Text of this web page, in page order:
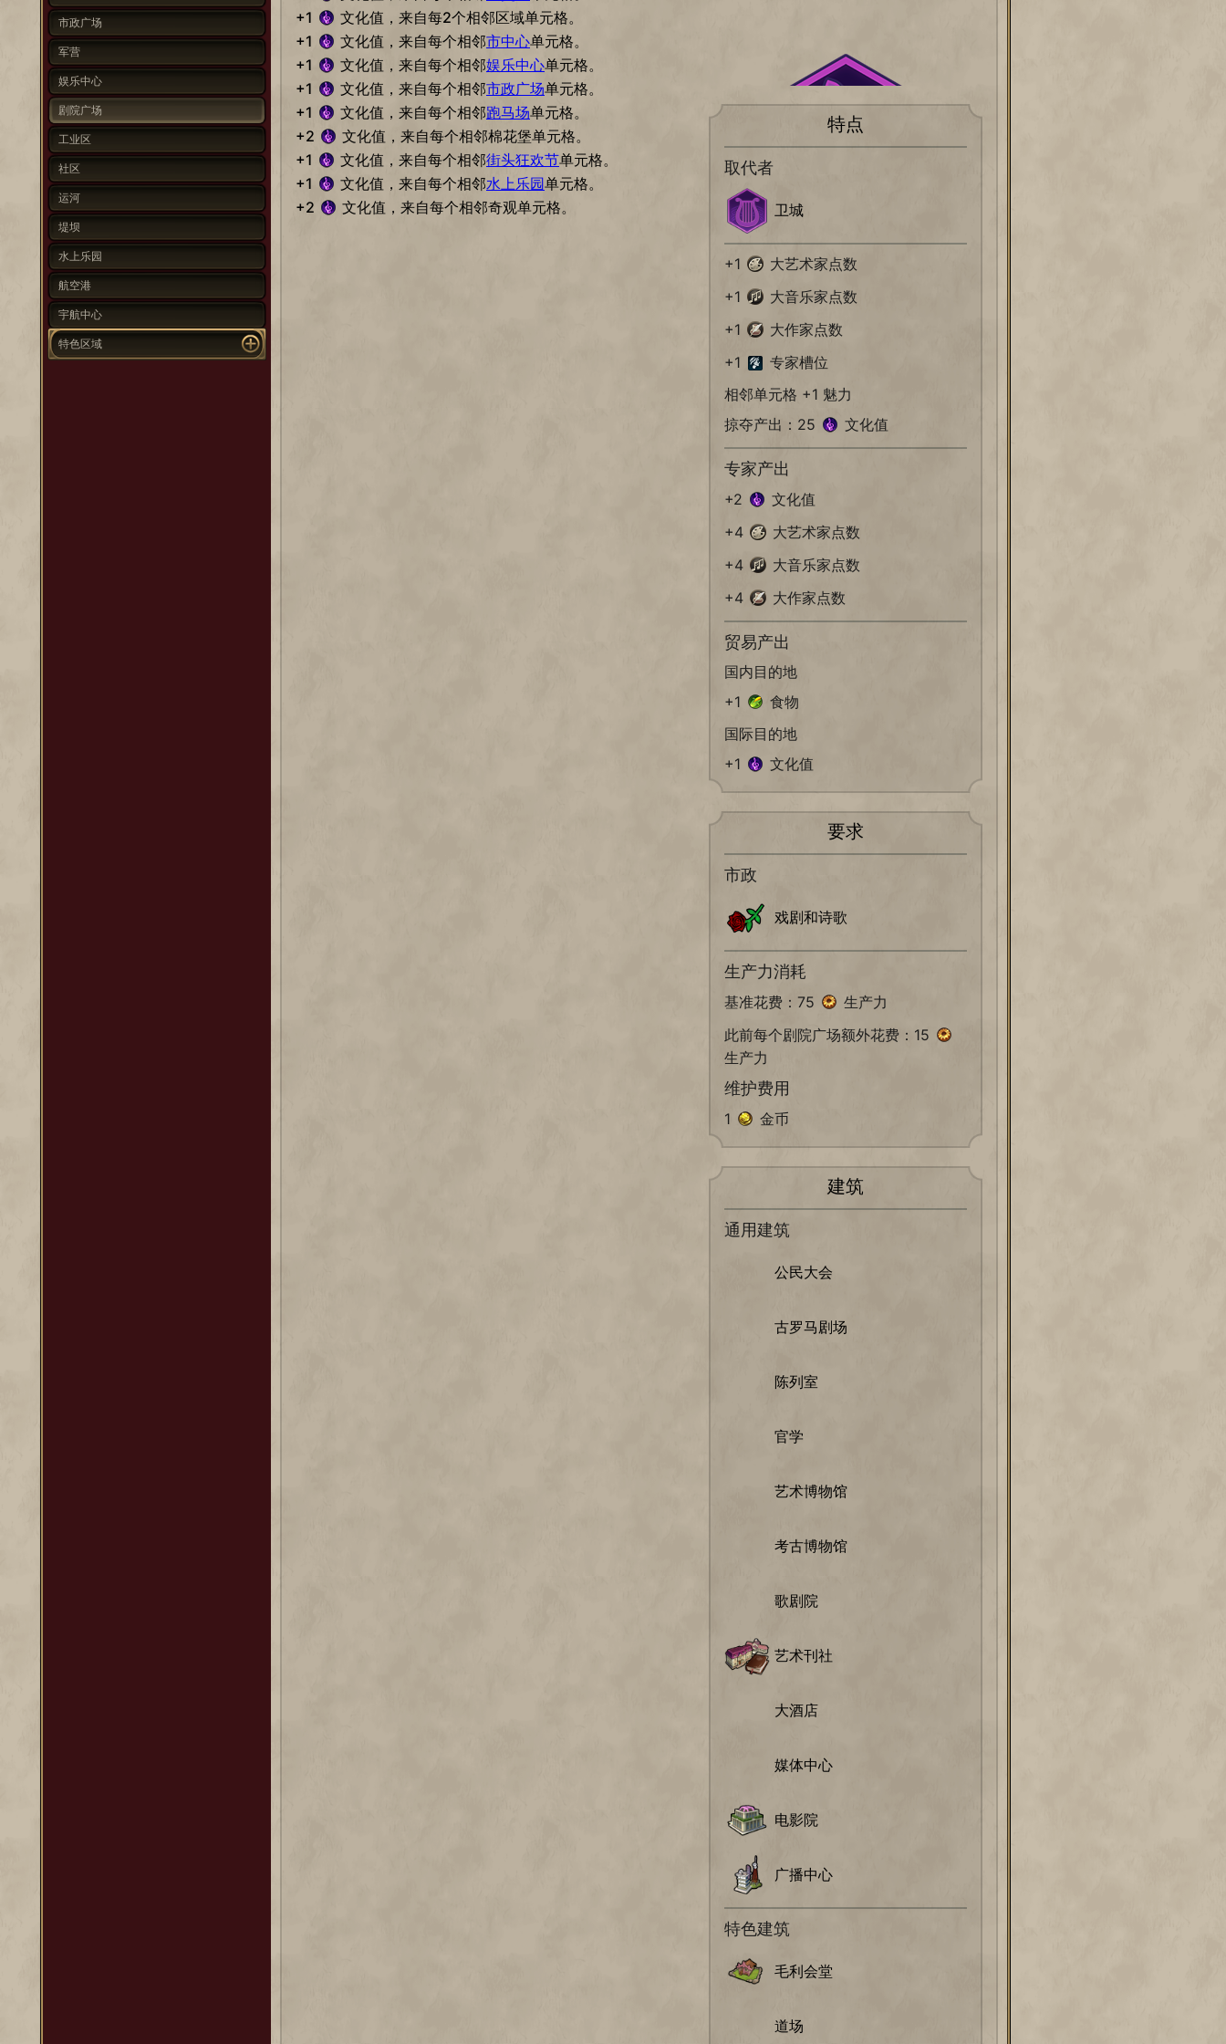
市政广场
军营
娱乐中心
剧院广场
工业区
社区
运河
堤坝
水上乐园
航空港
宇航中心
特色区域
+1
文化值，来自每2个相邻区域单元格。
+1
文化值，来自每个相邻市中心单元格。
+1
文化值，来自每个相邻娱乐中心单元格。
+1
文化值，来自每个相邻市政广场单元格。
+1
文化值，来自每个相邻跑马场单元格。
+2
文化值，来自每个相邻棉花堡单元格。
+1
文化值，来自每个相邻街头狂欢节单元格。
+1
文化值，来自每个相邻水上乐园单元格。
+2
文化值，来自每个相邻奇观单元格。
特点
取代者
卫城
+1
大艺术家点数
+1
大音乐家点数
+1
大作家点数
+1
专家槽位
相邻单元格 +1 魅力
掠夺产出：25
文化值
专家产出
+2
文化值
+4
大艺术家点数
+4
大音乐家点数
+4
大作家点数
贸易产出
国内目的地
+1
食物
国际目的地
+1
文化值
要求
市政
戏剧和诗歌
生产力消耗
基准花费：75
生产力
此前每个剧院广场额外花费：15
生产力
维护费用
1 金币
建筑
通用建筑
公民大会
古罗马剧场
陈列室
官学
艺术博物馆
考古博物馆
歌剧院
艺术刊社
大酒店
媒体中心
电影院
广播中心
特色建筑
毛利会堂
道场